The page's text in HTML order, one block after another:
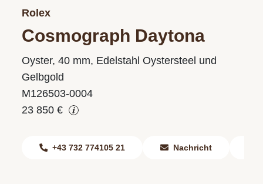
Rolex
Cosmograph Daytona
Oyster, 40 mm, Edelstahl Oystersteel und
Gelbgold
M126503-0004
23 850 €
+43 732 774105 21 Nachricht